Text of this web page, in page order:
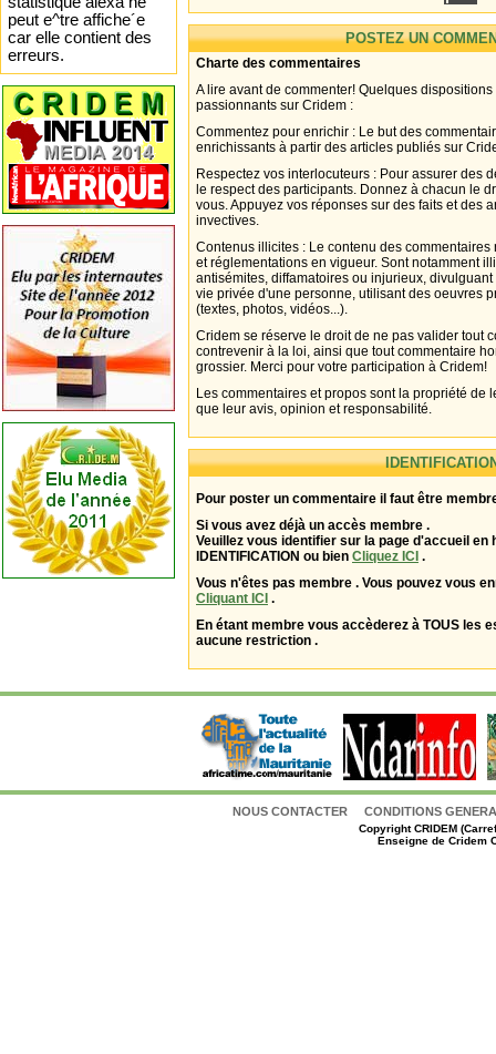
POSTEZ UN
Charte des commentaires
A lire avant de commenter! Quelques
passionnants sur Cridem :
Commentez pour enrichir : Le but des
enrichissants à partir des articles publiés sur
Respectez vos interlocuteurs : Pour assurer des
le respect des participants. Donnez à chacun le
vous. Appuyez vos réponses sur des faits et des
invectives.
Contenus illicites : Le contenu des
et réglementations en vigueur. Sont notamment
antisémites, diffamatoires ou injurieux,
vie privée d'une personne, utilisant des oeuvres
(textes, photos, vidéos...).
Cridem se réserve le droit de ne pas valider tout
contrevenir à la loi, ainsi que tout commentaire
grossier. Merci pour votre participation à Cridem!
Les commentaires et propos sont la propriété de
que leur avis, opinion et responsabilité.
Pour poster un commentaire il faut être
Si vous avez déjà un accès membre .
Veuillez vous identifier sur la page d'accueil en
IDENTIFICATION ou bien Cliquez ICI .
Vous n'êtes pas membre . Vous pouvez vous
Cliquant ICI .
En étant membre vous accèderez à TOUS les
aucune restriction .
NOUS CONTACTER CONDITIONS
CopyrightCRIDEM
Enseigne de Cridem